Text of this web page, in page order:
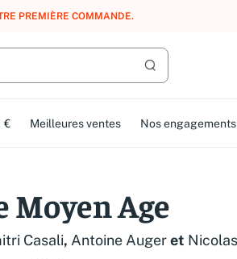
GRATUITEMENT LE CLUB AMMAREAL.
Lancer la
€ Meilleures ventes Nos engagements
Moyen Age
Casali, Antoine Augeret